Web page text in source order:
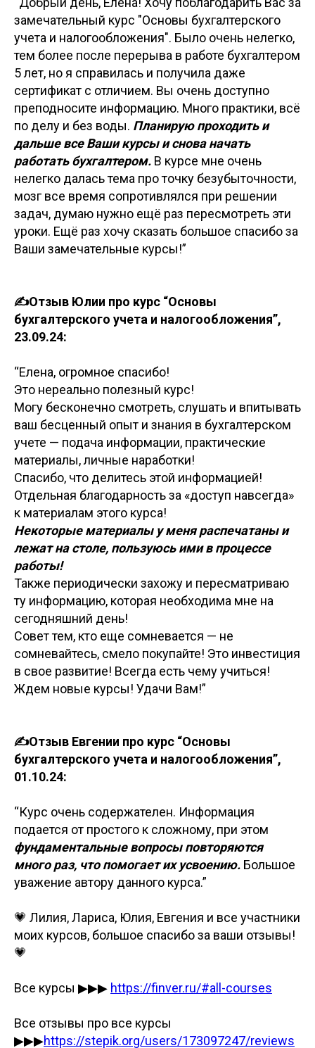
замечательный курс "Основы бухгалтерского
учета и налогообложения". Было очень нелегко,
тем более после перерыва в работе бухгалтером
5 лет, но я справилась и получила даже
сертификат с отличием. Вы очень доступно
преподносите информацию. Много практики, всё
по делу и без воды. Планирую проходить и
дальше все Ваши курсы и снова начать
работать бухгалтером. В курсе мне очень
нелегко далась тема про точку безубыточности,
мозг все время сопротивлялся при решении
задач, думаю нужно ещё раз пересмотреть эти
уроки. Ещё раз хочу сказать большое спасибо за
Ваши замечательные курсы!”
✍️Отзыв Юлии про курс “Основы
бухгалтерского учета и налогообложения”,
23.09.24:
“Елена, огромное спасибо!
Это нереально полезный курс!
Могу бесконечно смотреть, слушать и впитывать
ваш бесценный опыт и знания в бухгалтерском
учете — подача информации, практические
материалы, личные наработки!
Спасибо, что делитесь этой информацией!
Отдельная благодарность за «доступ навсегда»
к материалам этого курса!
Некоторые материалы у меня распечатаны и
лежат на столе, пользуюсь ими в процессе
работы!
Также периодически захожу и пересматриваю
ту информацию, которая необходима мне на
сегодняшний день!
Совет тем, кто еще сомневается — не
сомневайтесь, смело покупайте! Это инвестиция
в свое развитие! Всегда есть чему учиться!
Ждем новые курсы! Удачи Вам!”
✍️Отзыв Евгении про курс “Основы
бухгалтерского учета и налогообложения”,
01.10.24:
“Курс очень содержателен. Информация
подается от простого к сложному, при этом
фундаментальные вопросы повторяются
много раз, что помогает их усвоению. Большое
уважение автору данного курса.”
💗 Лилия, Лариса, Юлия, Евгения и все участники
моих курсов, большое спасибо за ваши отзывы!
💗
Все курсы ▶▶▶ https://finver.ru/#all-courses
Все отзывы про все курсы
▶▶▶https://stepik.org/users/173097247/reviews